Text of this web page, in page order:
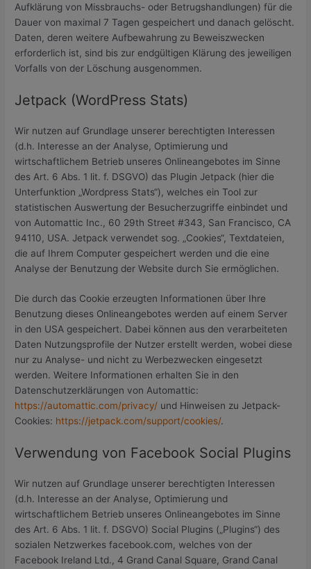
Aufklärung von Missbrauchs- oder Betrugshandlungen) für die
Dauer von maximal 7 Tagen gespeichert und danach gelöscht.
Daten, deren weitere Aufbewahrung zu Beweiszwecken
erforderlich ist, sind bis zur endgültigen Klärung des jeweiligen
Vorfalls von der Löschung ausgenommen.
Jetpack (WordPress Stats)
Wir nutzen auf Grundlage unserer berechtigten Interessen
(d.h. Interesse an der Analyse, Optimierung und
wirtschaftlichem Betrieb unseres Onlineangebotes im Sinne
des Art. 6 Abs. 1 lit. f. DSGVO) das Plugin Jetpack (hier die
Unterfunktion „Wordpress Stats“), welches ein Tool zur
statistischen Auswertung der Besucherzugriffe einbindet und
von Automattic Inc., 60 29th Street #343, San Francisco, CA
94110, USA. Jetpack verwendet sog. „Cookies“, Textdateien,
die auf Ihrem Computer gespeichert werden und die eine
Analyse der Benutzung der Website durch Sie ermöglichen.
Die durch das Cookie erzeugten Informationen über Ihre
Benutzung dieses Onlineangebotes werden auf einem Server
in den USA gespeichert. Dabei können aus den verarbeiteten
Daten Nutzungsprofile der Nutzer erstellt werden, wobei diese
nur zu Analyse- und nicht zu Werbezwecken eingesetzt
werden. Weitere Informationen erhalten Sie in den
Datenschutzerklärungen von Automattic:
https://automattic.com/privacy/ und Hinweisen zu Jetpack-
Cookies: https://jetpack.com/support/cookies/.
Verwendung von Facebook Social Plugins
Wir nutzen auf Grundlage unserer berechtigten Interessen
(d.h. Interesse an der Analyse, Optimierung und
wirtschaftlichem Betrieb unseres Onlineangebotes im Sinne
des Art. 6 Abs. 1 lit. f. DSGVO) Social Plugins („Plugins“) des
sozialen Netzwerkes facebook.com, welches von der
Facebook Ireland Ltd., 4 Grand Canal Square, Grand Canal